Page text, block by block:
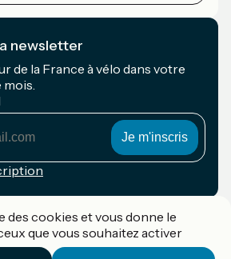
newsletter
de la France à vélo dans votre
mois.
des cookies et vous donne le
que vous souhaitez activer